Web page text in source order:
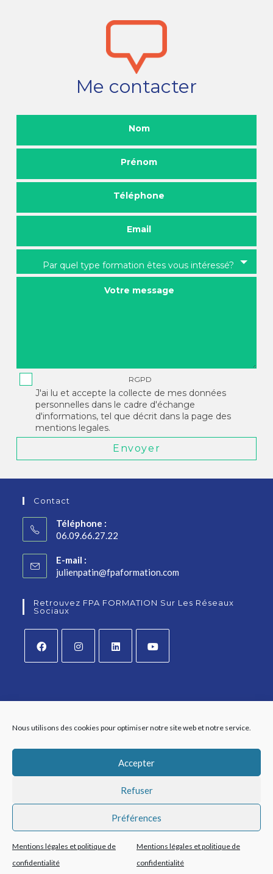
Nous utilisons des cookies pour optimiser notre site web et notre service.
Accepter
Refuser
Préférences
Mentions légales et politique de
confidentialité
Mentions légales et politique de
confidentialité
Me contacter
Nom
Prénom
Téléphone
Email
Par quel type formation êtes vous intéressé?
Votre message
RGPD
J'ai lu et accepte la collecte de mes données
personnelles dans le cadre d'échange
d'informations, tel que décrit dans la page des
mentions legales.
Envoyer
Contact
Téléphone :
06.09.66.27.22
E-mail :
julienpatin@fpaformation.com
Retrouvez FPA FORMATION Sur Les Réseaux
Sociaux
Copyright FPA Formation2026 | Tous drois reservés |
Clémence Mouchard - Web Designer